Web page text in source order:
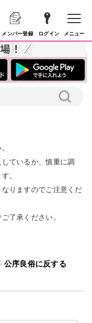
メンバー登録 ログイン メニュー
しているか、慎重に調
。
なりますのでご注意くだ
了承ください。
公序良俗に反する